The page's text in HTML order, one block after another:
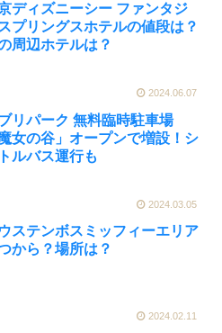
ディズニーシー ファンタジ
プリングスホテルの値段は？
周辺ホテルは？
2024.06.07
リパーク 無料臨時駐車場
魔女の谷」オープンで増設！シ
ルバス運行も
2024.03.05
ステンボスミッフィーエリア
から？場所は？
2024.02.11